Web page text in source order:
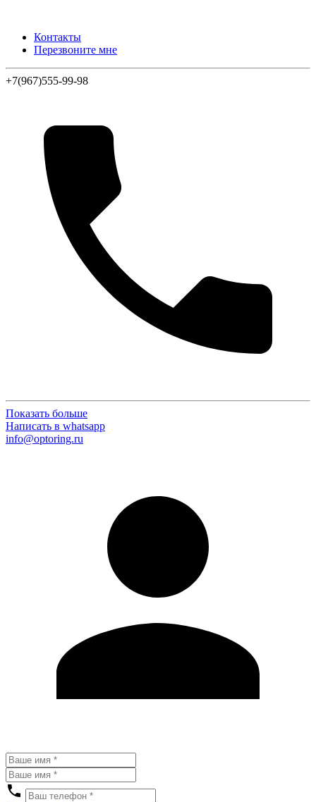
Контакты
Перезвоните мне
+7(967)555-99-98
Показать больше
Написать в whatsapp
info@optoring.ru